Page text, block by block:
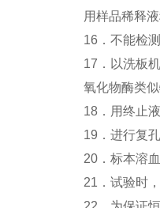
用样品稀释
16．不能检
17．以洗板
氧化物酶类
18．用终止
19．进行复
20．标本溶
21．试验时